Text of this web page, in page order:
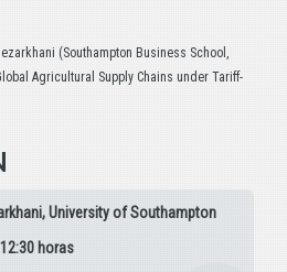
(Southampton Business School,
Agricultural Supply Chains under Tariff-
University of Southampton
horas